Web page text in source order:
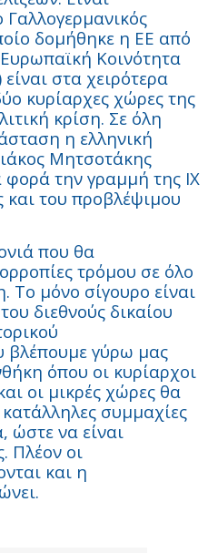
Γαλλογερμανικός
δομήθηκε η ΕΕ από
Κοινότητα
στα χειρότερα
κυρίαρχες χώρες της
κρίση. Σε όλη
η ελληνική
Μητσοτάκης
φορά την γραμμή της ΙΧ
και του προβλέψιμου
που θα
τρόμου σε όλο
Το μόνο σίγουρο είναι
διεθνούς δικαίου
βλέπουμε γύρω μας
όπου οι κυρίαρχοι
οι μικρές χώρες θα
συμμαχίες
ώστε να είναι
Πλέον οι
και η